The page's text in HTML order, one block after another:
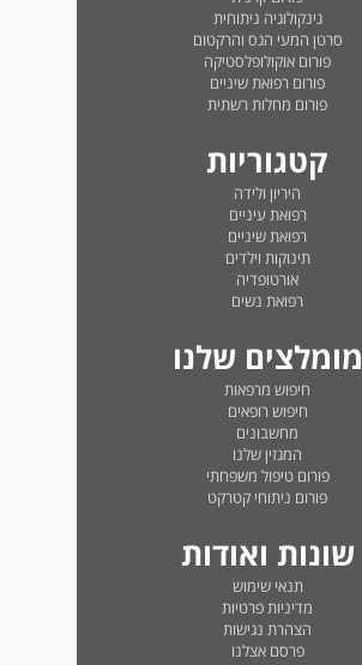
גינקולוגיה ניתוחית
סרטן המעי הגס והרקטום
פורום אוקולופלסטיקה
פורום רפואת שיניים
פורום מחלות רשתית
קטגוריות
היריון ולידה
רפואת עיניים
רפואת שיניים
תינוקות וילדים
אורטופדיה
רפואת נשים
מומלצים שלנו
חיפוש מרפאות
חיפוש רופאים
מחשבונים
המגזין שלנו
פורום טיפול משפחתי
פורום ניתוחי קטרקט
שונות ואודות
תנאי שימוש
מדיניות פרטיות
הצהרת נגישות
פרסם אצלנו